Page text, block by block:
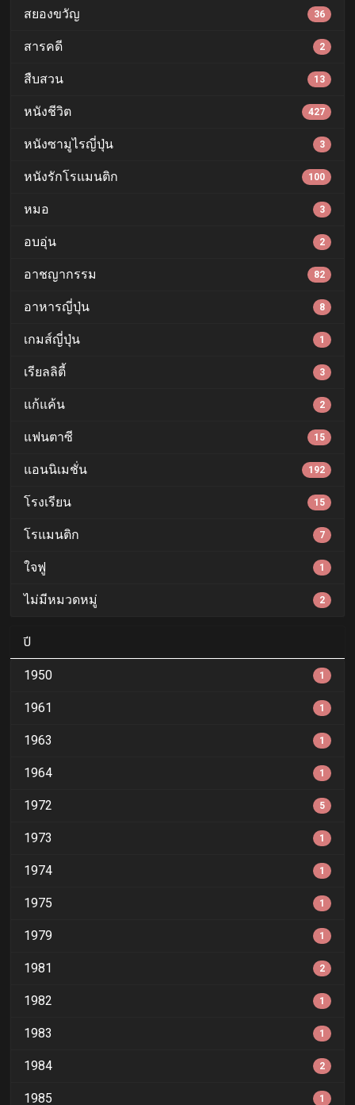
สยองขวัญ 36
สารคดี 2
สืบสวน 13
หนังชีวิต 427
หนังซามูไรญี่ปุ่น 3
หนังรักโรแมนติก 100
หมอ 3
อบอุ่น 2
อาชญากรรม 82
อาหารญี่ปุ่น 8
เกมส์ญี่ปุ่น 1
เรียลลิตี้ 3
แก้แค้น 2
แฟนตาซี 15
แอนนิเมชั่น 192
โรงเรียน 15
โรแมนติก 7
ใจฟู 1
ไม่มีหมวดหมู่ 2
ปี
1950 1
1961 1
1963 1
1964 1
1972 5
1973 1
1974 1
1975 1
1979 1
1981 2
1982 1
1983 1
1984 2
1985 1